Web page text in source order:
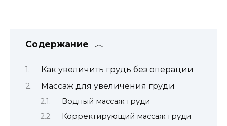
Содержание
Как увеличить грудь без операции
Массаж для увеличения груди
Водный массаж груди
Корректирующий массаж груди